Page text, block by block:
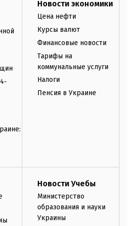
Новости экономики
Цена нефти
Курсы валют
Финансовые новости
Тарифы на
коммунальные услуги
Налоги
Пенсия в Украине
Новости Учебы
Министерство
образования и науки
Украины